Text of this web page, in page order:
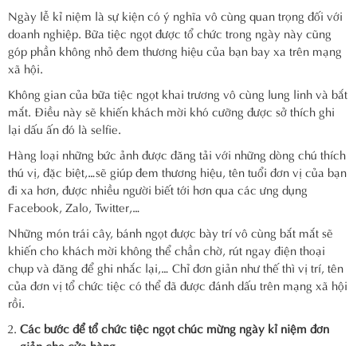
Ngày lễ kỉ niệm là sự kiện có ý nghĩa vô cùng quan trọng đối với
doanh nghiệp. Bữa tiệc ngọt được tổ chức trong ngày này cũng
góp phần không nhỏ đem thương hiệu của bạn bay xa trên mạng
xã hội.
Không gian của bữa tiệc ngọt khai trương vô cùng lung linh và bắt
mắt. Điều này sẽ khiến khách mời khó cưỡng được sở thích ghi
lại dấu ấn đó là selfie.
Hàng loại những bức ảnh được đăng tải với những dòng chú thích
thú vị, đặc biệt,…sẽ giúp đem thương hiệu, tên tuổi đơn vị của bạn
đi xa hơn, được nhiều người biết tới hơn qua các ưng dụng
Facebook, Zalo, Twitter,…
Những món trái cây, bánh ngọt được bày trí vô cùng bắt mắt sẽ
khiến cho khách mời không thể chần chờ, rút ngay điện thoại
chụp và đăng để ghi nhắc lại,… Chỉ đơn giản như thế thì vị trí, tên
của đơn vị tổ chức tiệc có thể đã được đánh dấu trên mạng xã hội
rồi.
Các bước để tổ chức tiệc ngọt chúc mừng ngày kỉ niệm đơn